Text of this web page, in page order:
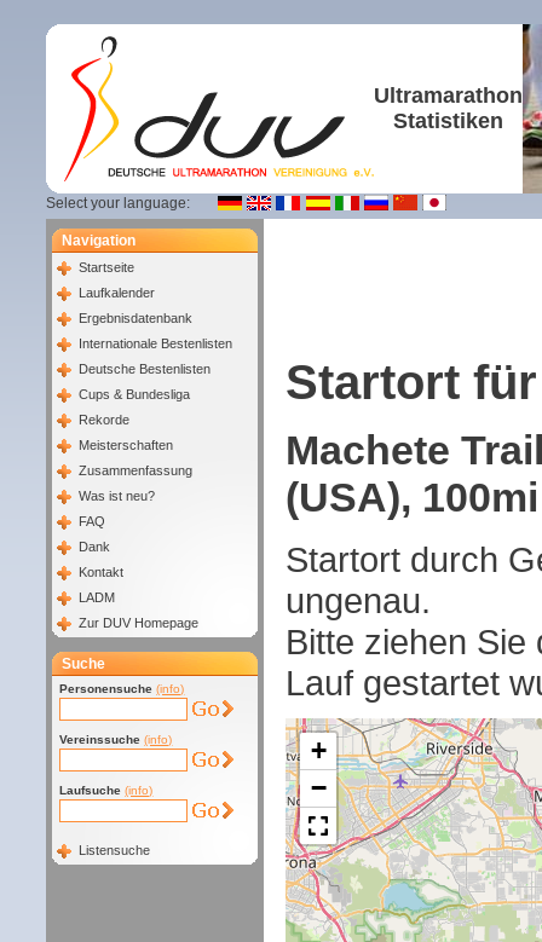
Ultramarathon
Statistiken
Select your language:
Navigation
Startseite
Laufkalender
Ergebnisdatenbank
Internationale Bestenlisten
Deutsche Bestenlisten
Cups & Bundesliga
Rekorde
Meisterschaften
Zusammenfassung
Was ist neu?
FAQ
Dank
Kontakt
LADM
Zur DUV Homepage
Suche
Personensuche (info)
Vereinssuche (info)
Laufsuche (info)
Listensuche
Startort für
Machete
(USA),
Startort durch
ungenau.
Bitte ziehen
Lauf gestartet
+
−